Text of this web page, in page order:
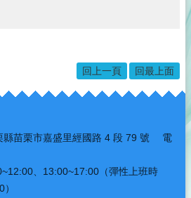
回上一頁 回最上面
縣苗栗市嘉盛里經國路 4 段 79 號 電
、13:00~17:00（彈性上班時
）